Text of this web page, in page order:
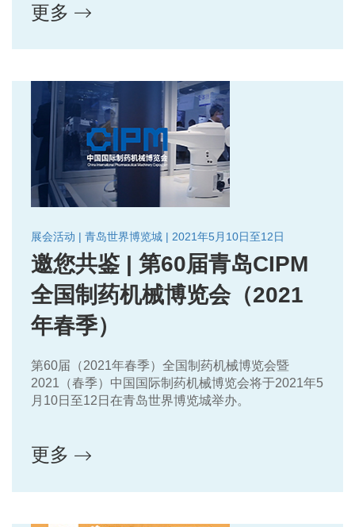
更多
展会活动 | 青岛世界博览城 | 2021年5月10日至12日
邀您共鉴 | 第60届青岛CIPM
全国制药机械博览会（2021
年春季）
第60届（2021年春季）全国制药机械博览会暨
2021（春季）中国国际制药机械博览会将于2021年5
月10日至12日在青岛世界博览城举办。
更多